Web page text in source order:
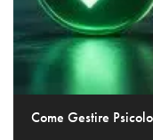
Come Gestire